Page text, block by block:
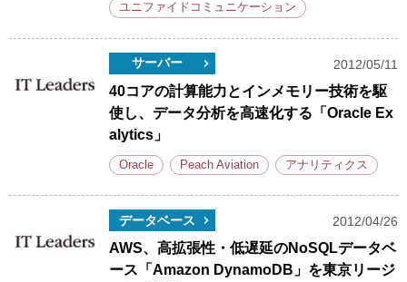
ユニファイドコミュニケーション
サーバー 2012/05/11
40コアの計算能力とインメモリー技術を駆
使し、データ分析を高速化する「Oracle Ex
alytics」
Oracle Peach Aviation アナリティクス
データベース 2012/04/26
AWS、高拡張性・低遅延のNoSQLデータベ
ース「Amazon DynamoDB」を東京リージ